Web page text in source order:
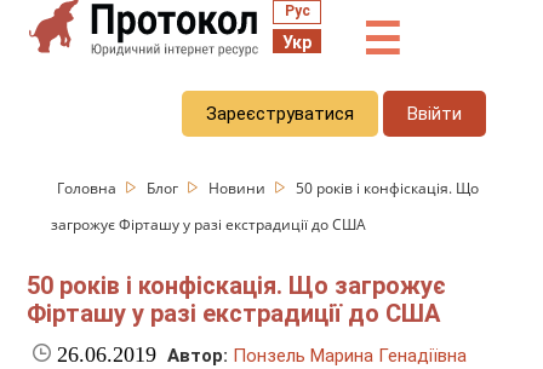
Рус
Укр ☰
Зареєструватися Ввійти
Головна Блог Новини
50 років і конфіскація. Що
загрожує Фірташу у разі екстрадиції до США
50 років і конфіскація. Що загрожує
Фірташу у разі екстрадиції до США
26.06.2019 Автор: Понзель Марина Генадіївна